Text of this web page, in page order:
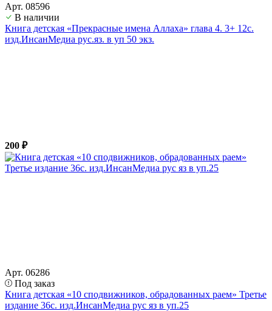
Арт. 08596
В наличии
Книга детская «Прекрасные имена Аллаха» глава 4. 3+ 12с.
изд.ИнсанМедиа рус.яз. в уп 50 экз.
200 ₽
Арт. 06286
Под заказ
Книга детская «10 сподвижников, обрадованных раем» Третье
издание 36с. изд.ИнсанМедиа рус яз в уп.25